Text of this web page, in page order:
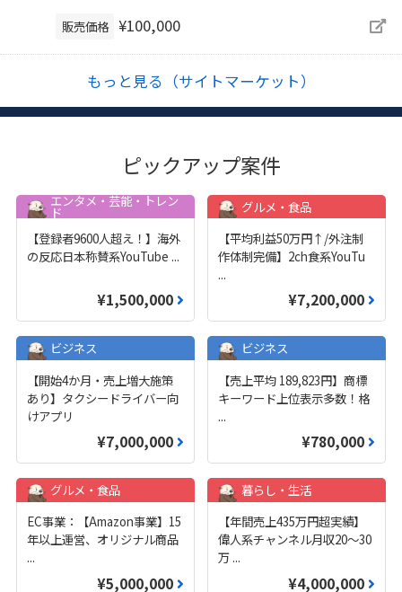
販売価格 ¥100,000
もっと見る（サイトマーケット）
ピックアップ案件
エンタメ・芸能・トレン
ド
【登録者9600人超え！】海外
の反応日本称賛系YouTube ...
¥1,500,000
グルメ・食品
【平均利益50万円↑/外注制
作体制完備】2ch食系YouTu
...
¥7,200,000
ビジネス
【開始4か月・売上増大施策
あり】タクシードライバー向
けアプリ
¥7,000,000
ビジネス
【売上平均 189,823円】商標
キーワード上位表示多数！格
...
¥780,000
グルメ・食品
EC事業：【Amazon事業】15
年以上運営、オリジナル商品
...
¥5,000,000
暮らし・生活
【年間売上435万円超実績】
偉人系チャンネル月収20～30
万 ...
¥4,000,000